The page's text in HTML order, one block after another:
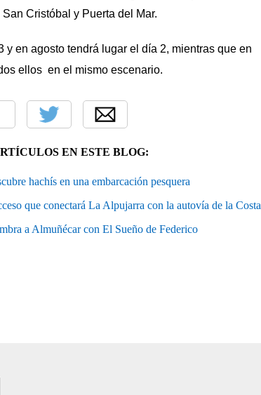
Cristóbal y Puerta del Mar.
agosto tendrá lugar el día 2, mientras que en
ellos en el mismo escenario.
EN ESTE BLOG:
hachís en una embarcación pesquera
que conectará La Alpujarra con la autovía de la Costa
a Almuñécar con El Sueño de Federico